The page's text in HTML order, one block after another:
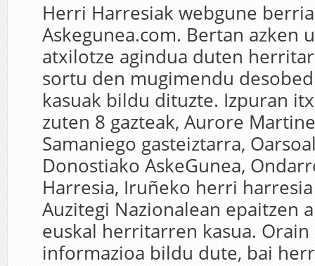
Herri Harresiak webgune
Askegunea.com. Bertan azken
atxilotze agindua duten
sortu den mugimendu
kasuak bildu dituzte. Izpuran
zuten 8 gazteak, Aurore
Samaniego gasteiztarra,
Donostiako AskeGunea,
Harresia, Iruñeko herri
Auzitegi Nazionalean epaitzen
euskal herritarren kasua.
informazioa bildu dute, bai